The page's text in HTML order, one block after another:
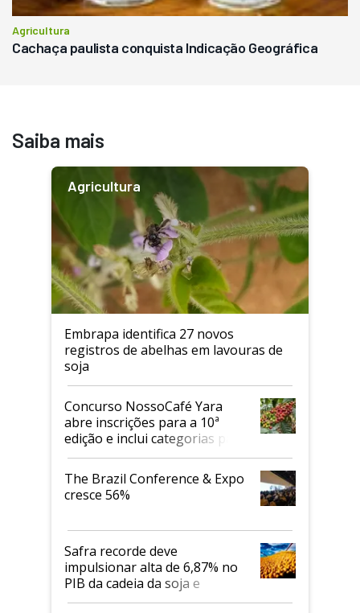
Agricultura
Cachaça paulista conquista Indicação Geográfica
Saiba mais
Agricultura
Embrapa identifica 27 novos
registros de abelhas em lavouras de
soja
Concurso NossoCafé Yara
abre inscrições para a 10ª
edição e inclui categorias para
cafés Canephora
The Brazil Conference & Expo
cresce 56%
Safra recorde deve
impulsionar alta de 6,87% no
PIB da cadeia da soja e
biodiesel em 2026